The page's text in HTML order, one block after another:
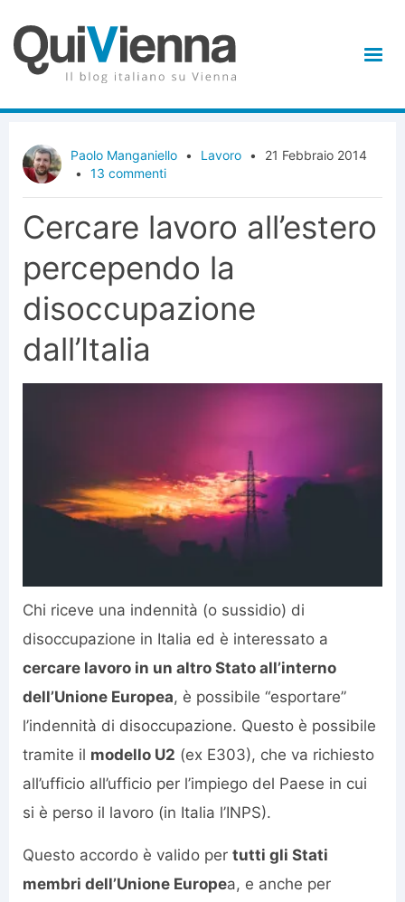
Paolo Manganiello • Lavoro •
21 Febbraio 2014
•
13 commenti
Cercare lavoro all’estero
percependo la
disoccupazione
dall’Italia
Chi riceve una indennità (o sussidio) di
disoccupazione in Italia ed è interessato a
cercare lavoro in un altro Stato all’interno
dell’Unione Europea, è possibile “esportare”
l’indennità di disoccupazione. Questo è possibile
tramite il modello U2 (ex E303), che va richiesto
all’ufficio all’ufficio per l’impiego del Paese in cui
si è perso il lavoro (in Italia l’INPS).
Questo accordo è valido per tutti gli Stati
membri dell’Unione Europea, e anche per